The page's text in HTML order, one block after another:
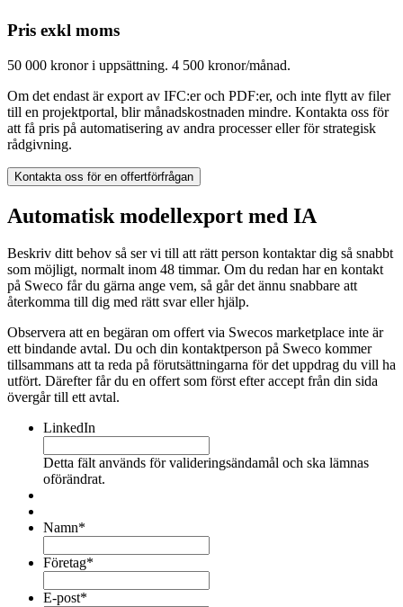
Pris exkl moms
50 000 kronor i uppsättning. 4 500 kronor/månad.
Om det endast är export av IFC:er och PDF:er, och inte flytt av filer
till en projektportal, blir månadskostnaden mindre. Kontakta oss för
att få pris på automatisering av andra processer eller för strategisk
rådgivning.
Kontakta oss för en offertförfrågan
Automatisk modellexport med IA
Beskriv ditt behov så ser vi till att rätt person kontaktar dig så snabbt
som möjligt, normalt inom 48 timmar. Om du redan har en kontakt
på Sweco får du gärna ange vem, så går det ännu snabbare att
återkomma till dig med rätt svar eller hjälp.
Observera att en begäran om offert via Swecos marketplace inte är
ett bindande avtal. Du och din kontaktperson på Sweco kommer
tillsammans att ta reda på förutsättningarna för det uppdrag du vill ha
utfört. Därefter får du en offert som först efter accept från din sida
övergår till ett avtal.
LinkedIn
Detta fält används för valideringsändamål och ska lämnas
oförändrat.
Namn*
Företag*
E-post*